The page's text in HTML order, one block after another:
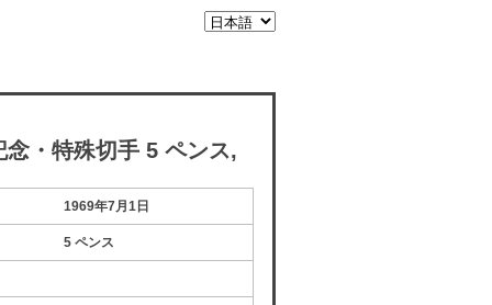
・特殊切手 5 ペンス,
1969年7月1日
5 ペンス